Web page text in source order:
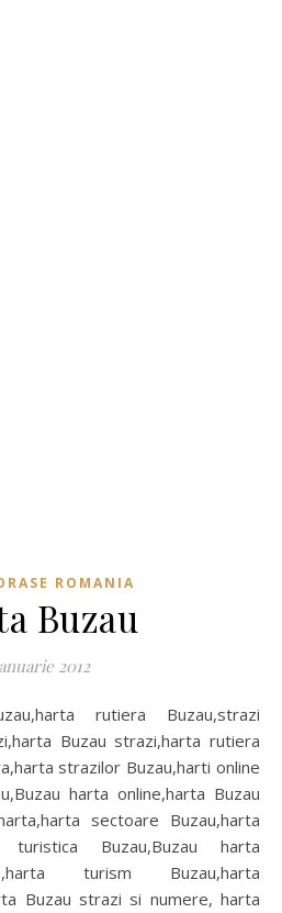
ROMANIA
Buzau
2012
Buzau strazi,harta rutiera
strazilor Buzau,harti online
harta online,harta Buzau
sectoare Buzau,harta
turistica Buzau,Buzau harta
turism Buzau,harta
Buzau strazi si numere, harta